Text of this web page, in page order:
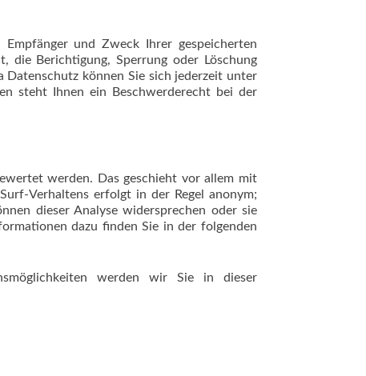
und Zweck Ihrer gespeicherten
die Berichtigung, Sperrung oder Löschung
Datenschutz können Sie sich jederzeit unter
steht Ihnen ein Beschwerderecht bei der
werden. Das geschieht vor allem mit
Verhaltens erfolgt in der Regel anonym;
dieser Analyse widersprechen oder sie
dazu finden Sie in der folgenden
werden wir Sie in dieser